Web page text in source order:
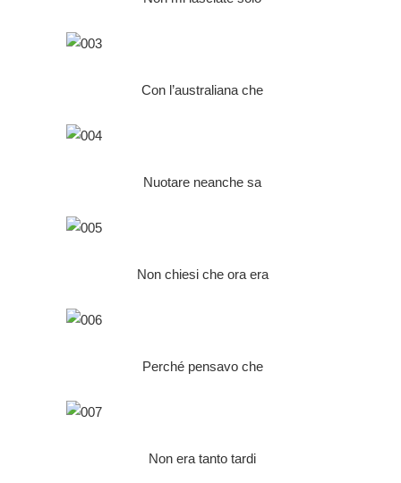
Con l’australiana che
Nuotare neanche sa
Non chiesi che ora era
Perché pensavo che
Non era tanto tardi